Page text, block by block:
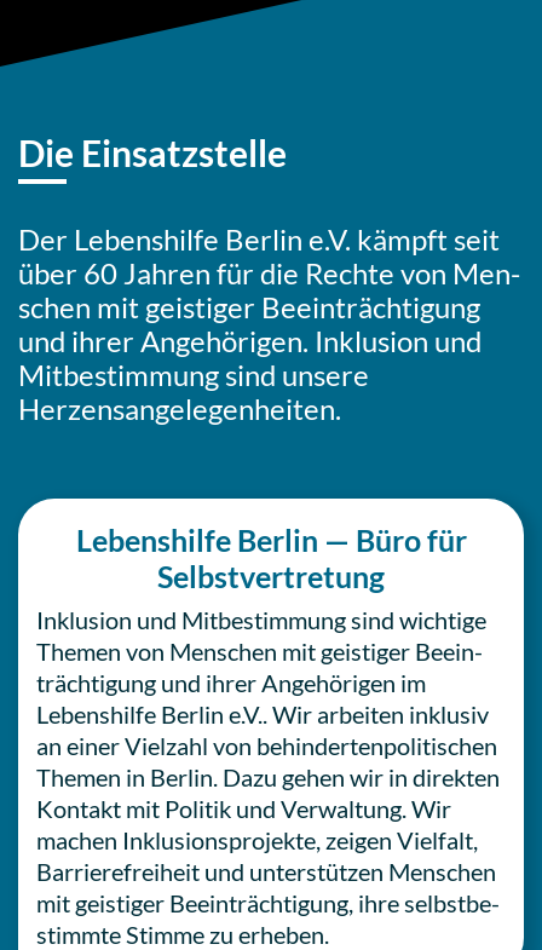
Die Einsatzstelle
Der Lebens­hil­fe Berlin e.V. kämpft seit
über 60 Jahren für die Rechte von Men­
schen mit geis­ti­ger Beein­träch­ti­gung
und ihrer Ange­hö­ri­gen. Inklu­si­on und
Mit­be­stim­mung sind unsere
Herzensangelegenheiten.
Lebens­hil­fe Berlin — Büro für
Selbstvertretung
Inklu­si­on und Mit­be­stim­mung sind wich­ti­ge
Themen von Men­schen mit geis­ti­ger Beein­
träch­ti­gung und ihrer Ange­hö­ri­gen im
Lebens­hil­fe Berlin e.V.. Wir arbei­ten inklu­siv
an einer Viel­zahl von behin­der­ten­po­li­ti­schen
Themen in Berlin. Dazu gehen wir in direk­ten
Kontakt mit Politik und Ver­wal­tung. Wir
machen Inklu­si­ons­pro­jek­te, zeigen Viel­falt,
Bar­rie­re­frei­heit und unter­stüt­zen Men­schen
mit geis­ti­ger Beein­träch­ti­gung, ihre selbst­be­
stimm­te Stimme zu erheben.